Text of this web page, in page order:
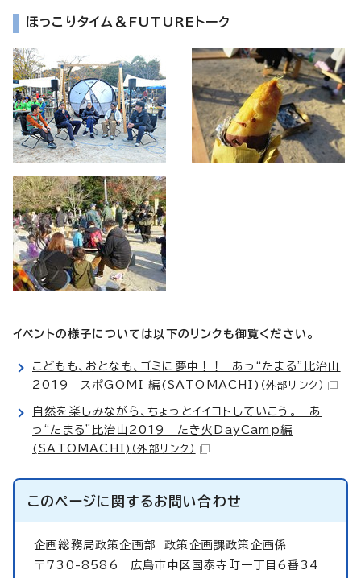
ほっこりタイム＆FUTUREトーク
イベントの様子については以下のリンクも御覧ください。
こどもも、おとなも、ゴミに夢中！！ あっ“たまる”比治山
2019 スポGOMI 編(SATOMACHI) （外部リンク）
自然を楽しみながら、ちょっとイイコトしていこう。 あ
っ“たまる”比治山2019 たき火DayCamp編
(SATOMACHI) （外部リンク）
このページに関するお問い合わせ
企画総務局政策企画部政策企画課政策企画係
〒730-8586 広島市中区国泰寺町一丁目6番34